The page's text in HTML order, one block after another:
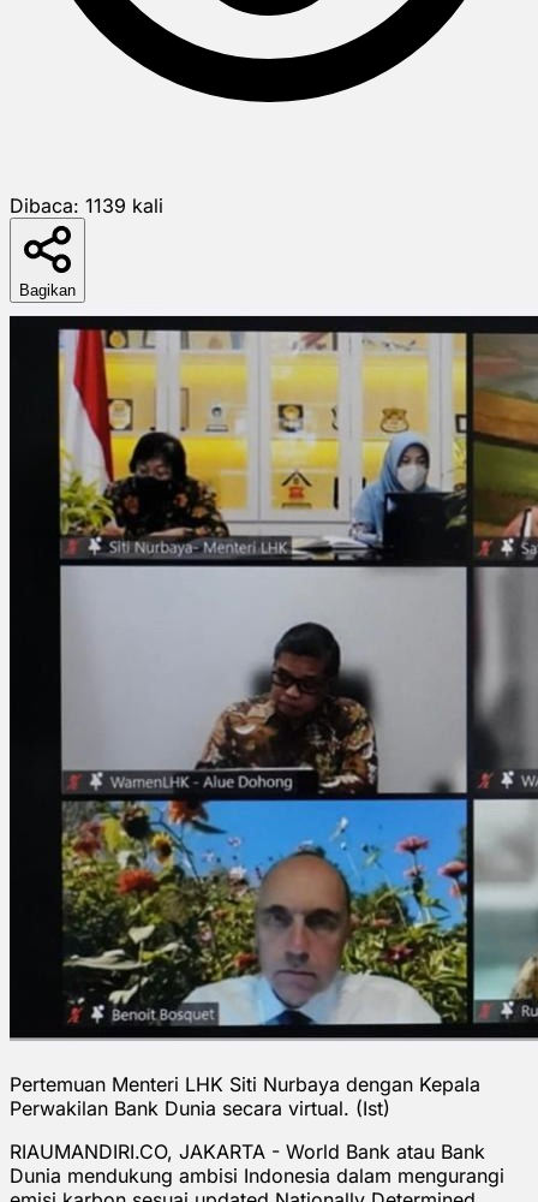
Dibaca: 1139 kali
Bagikan
Pertemuan Menteri LHK Siti Nurbaya dengan Kepala
Perwakilan Bank Dunia secara virtual. (Ist)
RIAUMANDIRI.CO, JAKARTA - World Bank atau Bank
Dunia mendukung ambisi Indonesia dalam mengurangi